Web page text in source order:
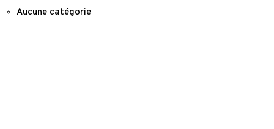
Aucune catégorie